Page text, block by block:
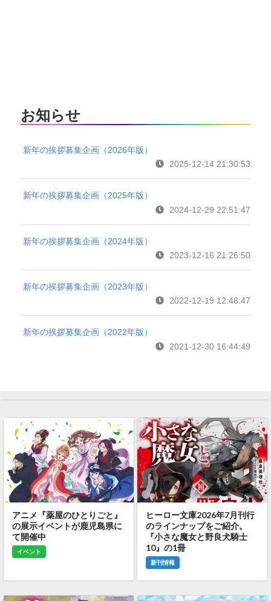
お知らせ
新年の挨拶募集企画（2026年版）
2025-12-14 21:30:53
新年の挨拶募集企画（2025年版）
2024-12-29 22:51:47
新年の挨拶募集企画（2024年版）
2023-12-16 21:26:50
新年の挨拶募集企画（2023年版）
2022-12-19 12:48:47
新年の挨拶募集企画（2022年版）
2021-12-30 16:44:49
アニメ『薬屋のひとりごと』
の展示イベントが鹿児島県に
て開催中
イベント
ヒーロー文庫2026年7月刊行
のラインナップをご紹介。
『小さな魔女と野良犬騎士
10』の1冊
新刊情報